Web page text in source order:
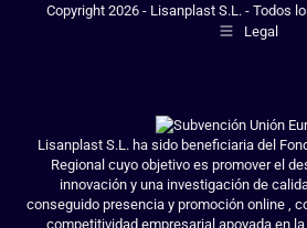
Copyright 2026 - Lisanplast S.L. - Todos
Legal
Lisanplast S.L. ha sido beneficiaria del
Regional cuyo objetivo es promover el
innovación y una investigación de
conseguido presencia y promoción online ,
competitividad empresarial apoyada en la